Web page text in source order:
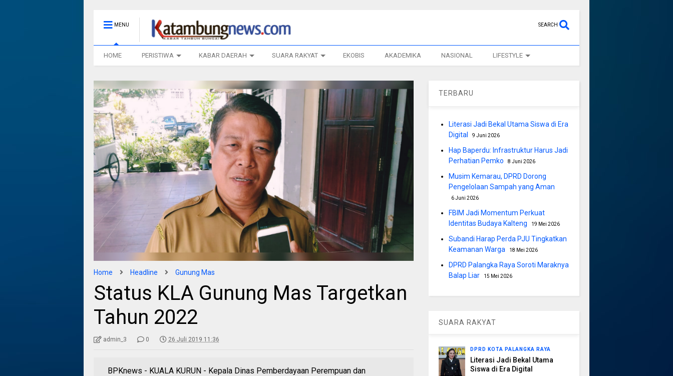
MENU SEARCH
HOME PERISTIWA KABAR DAERAH SUARA RAKYAT EKOBIS AKADEMIKA NASIONAL LIFESTYLE
Home Headline Gunung Mas
Status KLA Gunung Mas Targetkan
Tahun 2022
admin_3 0 26 Juli 2019 11:36
BPKnews - KUALA KURUN - Kepala Dinas Pemberdayaan Perempuan dan
TERBARU
Literasi Jadi Bekal Utama Siswa di Era
Digital
9 Juni 2026
Hap Baperdu: Infrastruktur Harus Jadi
Perhatian Pemko
8 Juni 2026
Musim Kemarau, DPRD Dorong
Pengelolaan Sampah yang Aman
6 Juni 2026
FBIM Jadi Momentum Perkuat
Identitas Budaya Kalteng
19 Mei 2026
Subandi Harap Perda PJU Tingkatkan
Keamanan Warga
18 Mei 2026
DPRD Palangka Raya Soroti Maraknya
Balap Liar
15 Mei 2026
SUARA RAKYAT
DPRD KOTA PALANGKA RAYA
Literasi Jadi Bekal Utama
Siswa di Era Digital